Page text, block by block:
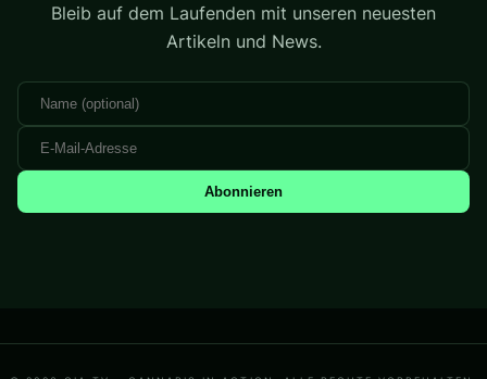
Bleib auf dem Laufenden mit unseren neuesten
Artikeln und News.
Abonnieren